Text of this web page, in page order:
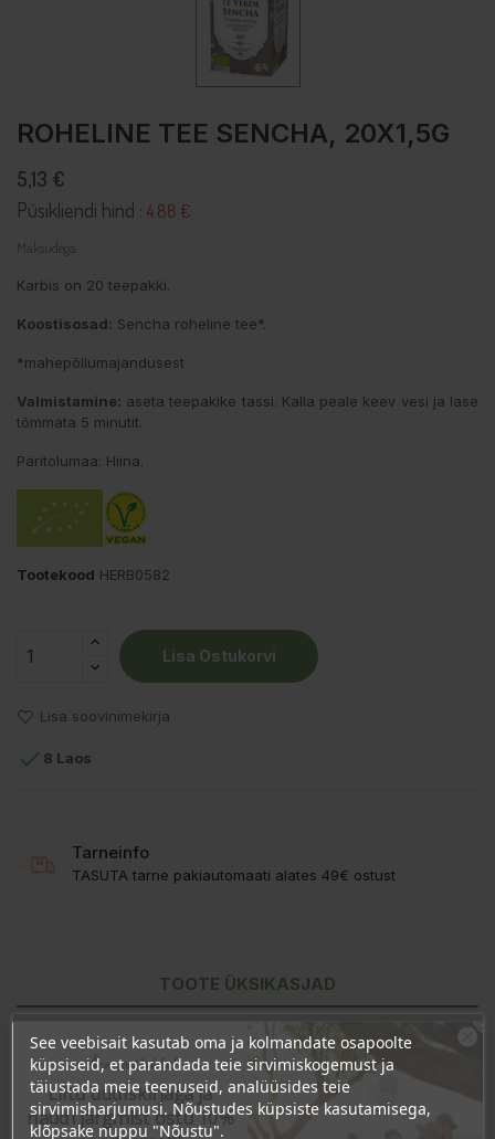
ROHELINE TEE SENCHA, 20X1,5G
5,13 €
Püsikliendi hind : 4.88 €
Maksudega
Karbis on 20 teepakki.
Koostisosad: Sencha roheline tee*.
*mahepõllumajandusest
Valmistamine: aseta teepakike tassi. Kalla peale keev vesi ja lase
tõmmata 5 minutit.
Päritolumaa: Hiina.
Tootekood HERB0582
Lisa Ostukorvi
Lisa soovinimekirja
 8 Laos
Tarneinfo
TASUTA tarne pakiautomaati alates 49€ ostust
TOOTE ÜKSIKASJAD
KLIENDI KOMMENTAARID
See veebisait kasutab oma ja kolmandate osapoolte
küpsiseid, et parandada teie sirvimiskogemust ja
täiustada meie teenuseid, analüüsides teie
sirvimisharjumusi. Nõustudes küpsiste kasutamisega,
klõpsake nuppu "Nõustu".
Ära veel lahku!
Liitu uudiskirjaga ja
naudi järgmist ostu 10%